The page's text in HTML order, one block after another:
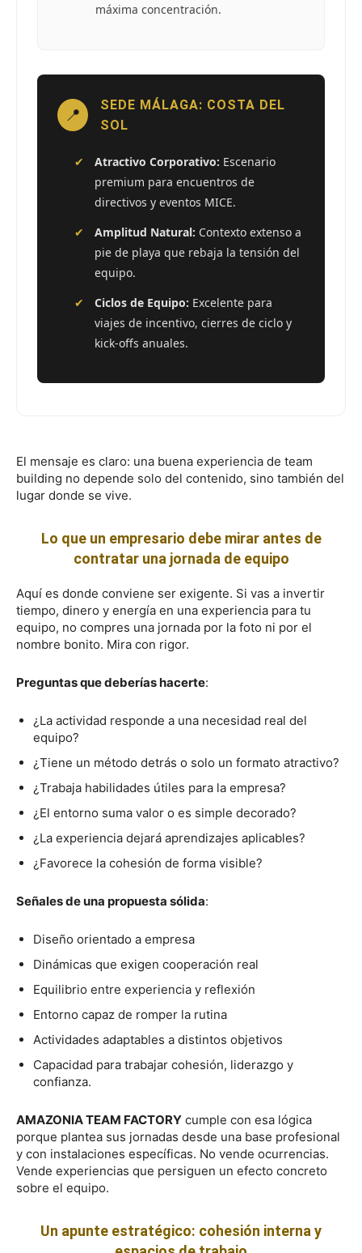
máxima concentración.
📍
SEDE MÁLAGA: COSTA DEL
SOL
✔ Atractivo Corporativo: Escenario
premium para encuentros de
directivos y eventos MICE.
✔
Amplitud Natural: Contexto extenso a
pie de playa que rebaja la tensión del
equipo.
✔
Ciclos de Equipo: Excelente para
viajes de incentivo, cierres de ciclo y
kick-offs anuales.
El mensaje es claro: una buena experiencia de team
building no depende solo del contenido, sino también del
lugar donde se vive.
Lo que un empresario debe mirar antes de
contratar una jornada de equipo
Aquí es donde conviene ser exigente. Si vas a invertir
tiempo, dinero y energía en una experiencia para tu
equipo, no compres una jornada por la foto ni por el
nombre bonito. Mira con rigor.
Preguntas que deberías hacerte:
¿La actividad responde a una necesidad real del
equipo?
¿Tiene un método detrás o solo un formato atractivo?
¿Trabaja habilidades útiles para la empresa?
¿El entorno suma valor o es simple decorado?
¿La experiencia dejará aprendizajes aplicables?
¿Favorece la cohesión de forma visible?
Señales de una propuesta sólida:
Diseño orientado a empresa
Dinámicas que exigen cooperación real
Equilibrio entre experiencia y reflexión
Entorno capaz de romper la rutina
Actividades adaptables a distintos objetivos
Capacidad para trabajar cohesión, liderazgo y
confianza.
AMAZONIA TEAM FACTORY cumple con esa lógica
porque plantea sus jornadas desde una base profesional
y con instalaciones específicas. No vende ocurrencias.
Vende experiencias que persiguen un efecto concreto
sobre el equipo.
Un apunte estratégico: cohesión interna y